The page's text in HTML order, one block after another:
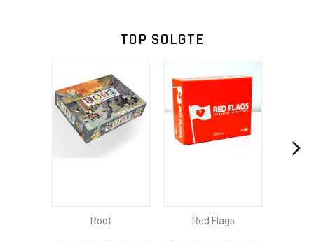
TOP SOLGTE
Root Red Flags